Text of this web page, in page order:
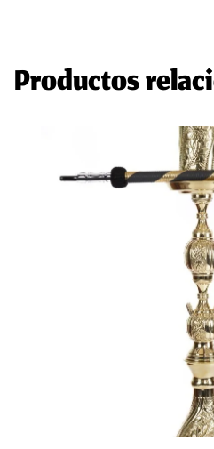
Productos